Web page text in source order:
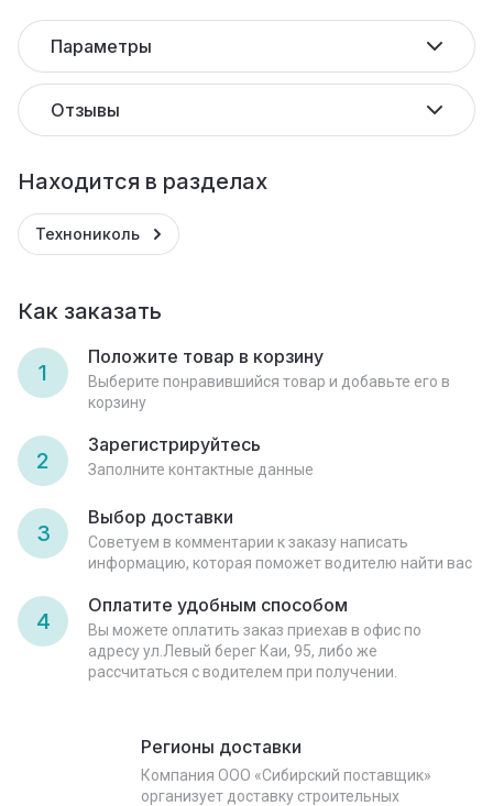
Параметры
Отзывы
Находится в разделах
Технониколь
Как заказать
1
Положите товар в корзину
Выберите понравившийся товар и добавьте его в
корзину
2
Зарегистрируйтесь
Заполните контактные данные
3
Выбор доставки
Советуем в комментарии к заказу написать
информацию, которая поможет водителю найти вас
4
Оплатите удобным способом
Вы можете оплатить заказ приехав в офис по
адресу ул.Левый берег Каи, 95, либо же
рассчитаться с водителем при получении.
Регионы доставки
Компания ООО «Сибирский поставщик»
организует доставку строительных